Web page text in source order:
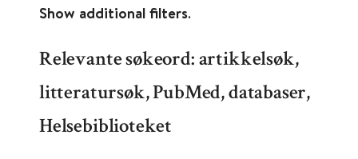
Show additional filters.
Relevante søkeord: artikkelsøk,
litteratursøk, PubMed, databaser,
Helsebiblioteket